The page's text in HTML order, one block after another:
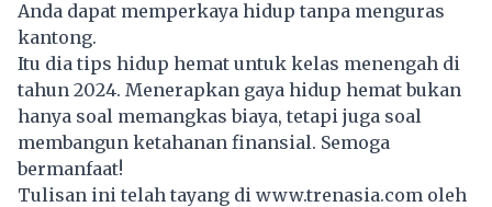
Anda dapat memperkaya hidup tanpa menguras
kantong.
Itu dia tips hidup hemat untuk kelas menengah di
tahun 2024. Menerapkan gaya hidup hemat bukan
hanya soal memangkas biaya, tetapi juga soal
membangun ketahanan finansial. Semoga
bermanfaat!
Tulisan ini telah tayang di www.trenasia.com oleh